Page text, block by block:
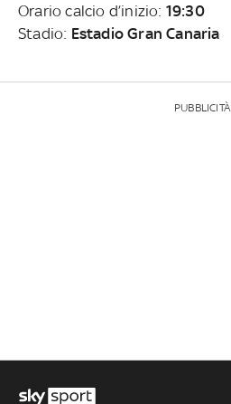
Orario calcio d’inizio: 19:30
Stadio: Estadio Gran Canaria
PUBBLICITÀ